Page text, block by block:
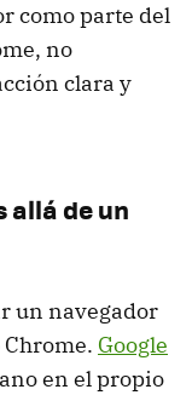
como parte del
no
clara y
allá de un
un navegador
Google
en el propio